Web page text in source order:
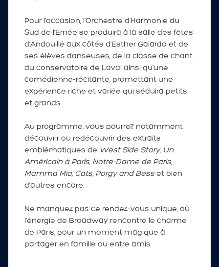
Pour l’occasion, l’Orchestre d’Harmonie du
Sud de l’Ernée se produira à la salle des fêtes
d’Andouillé aux côtés d’Esther Gaïardo et de
ses élèves danseuses, de la classe de chant
du conservatoire de Laval ainsi qu’une
comédienne-récitante, promettant une
expérience riche et variée qui séduira petits
et grands.
Au programme, vous pourrez notamment
découvrir ou redécouvrir des extraits
emblématiques de West Side Story, Un
Américain à Paris, Notre-Dame de Paris,
Mamma Mia, Cats, Porgy and Besset bien
d’autres encore.
Ne manquez pas ce rendez-vous unique, où
l’énergie de Broadway rencontre le charme
de Paris, pour un moment magique à
partager en famille ou entre amis.